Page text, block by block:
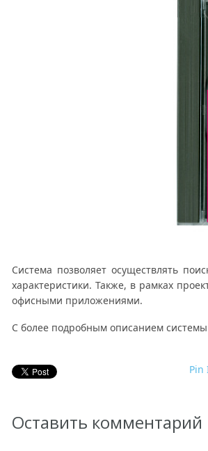
Система позволяет осуществлять
характеристики. Также, в рамках
офисными приложениями.
С более подробным описанием
Pin
Оставить комментарий